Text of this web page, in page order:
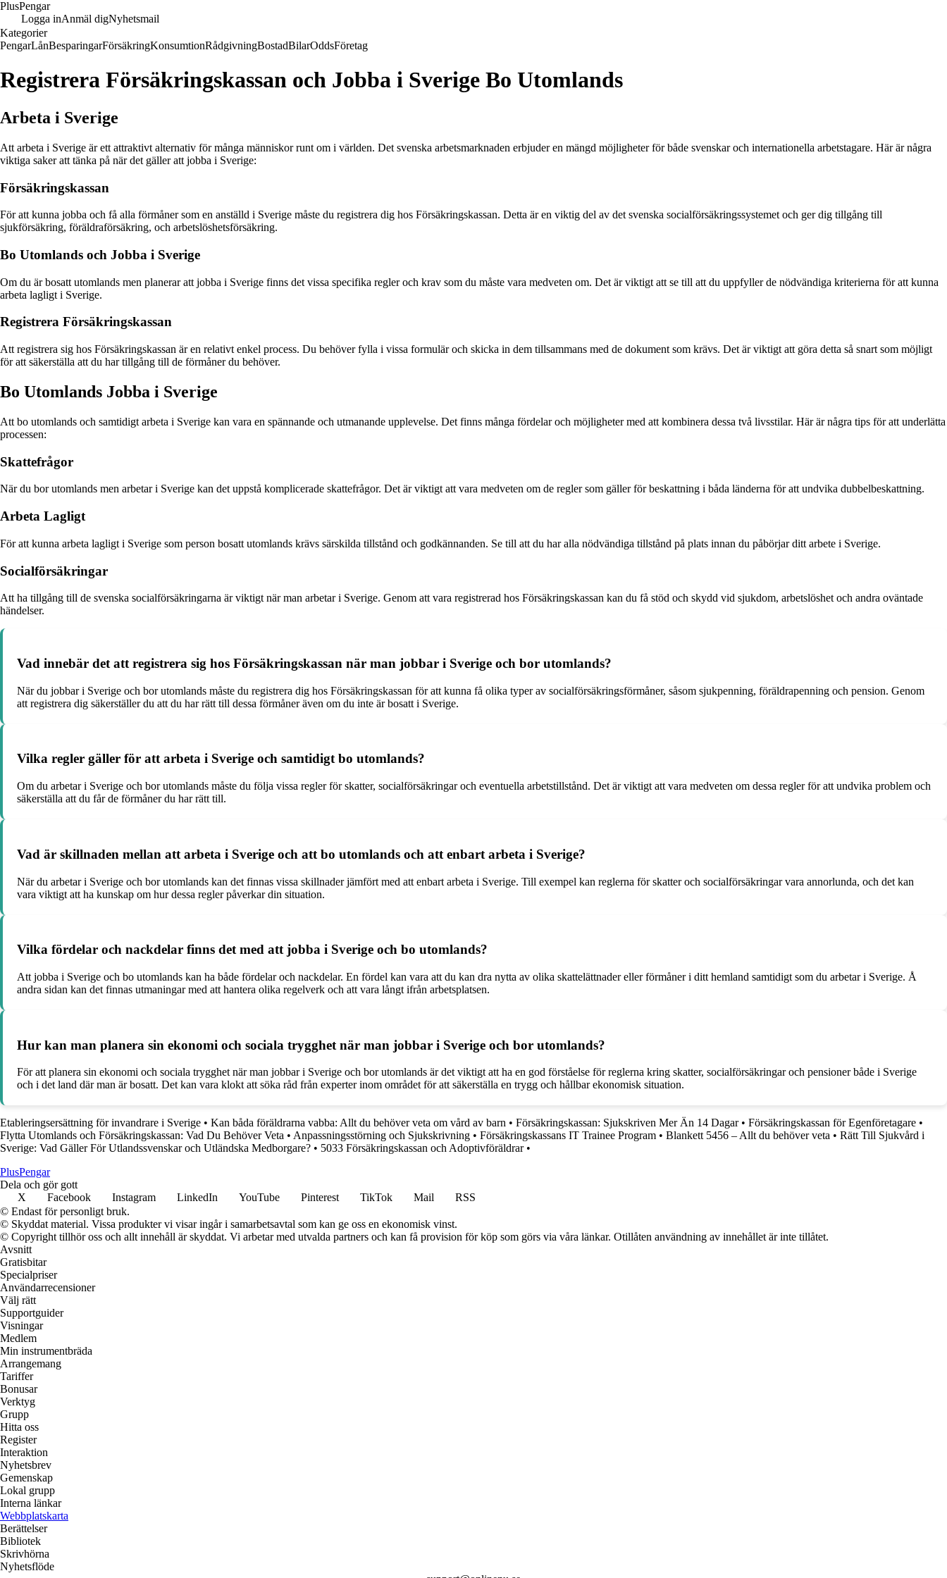
PlusPengar
Logga inAnmäl digNyhetsmail
Kategorier
PengarLånBesparingarFörsäkringKonsumtionRådgivningBostadBilarOddsFöretag
Registrera Försäkringskassan och Jobba i Sverige Bo Utomlands
Arbeta i Sverige
Att arbeta i Sverige är ett attraktivt alternativ för många människor runt om i världen. Det svenska arbetsmarknaden erbjuder en mängd möjligheter för både svenskar och internationella arbetstagare. Här är några
viktiga saker att tänka på när det gäller att jobba i Sverige:
Försäkringskassan
För att kunna jobba och få alla förmåner som en anställd i Sverige måste du registrera dig hos Försäkringskassan. Detta är en viktig del av det svenska socialförsäkringssystemet och ger dig tillgång till
sjukförsäkring, föräldraförsäkring, och arbetslöshetsförsäkring.
Bo Utomlands och Jobba i Sverige
Om du är bosatt utomlands men planerar att jobba i Sverige finns det vissa specifika regler och krav som du måste vara medveten om. Det är viktigt att se till att du uppfyller de nödvändiga kriterierna för att kunna
arbeta lagligt i Sverige.
Registrera Försäkringskassan
Att registrera sig hos Försäkringskassan är en relativt enkel process. Du behöver fylla i vissa formulär och skicka in dem tillsammans med de dokument som krävs. Det är viktigt att göra detta så snart som möjligt
för att säkerställa att du har tillgång till de förmåner du behöver.
Bo Utomlands Jobba i Sverige
Att bo utomlands och samtidigt arbeta i Sverige kan vara en spännande och utmanande upplevelse. Det finns många fördelar och möjligheter med att kombinera dessa två livsstilar. Här är några tips för att underlätta
processen:
Skattefrågor
När du bor utomlands men arbetar i Sverige kan det uppstå komplicerade skattefrågor. Det är viktigt att vara medveten om de regler som gäller för beskattning i båda länderna för att undvika dubbelbeskattning.
Arbeta Lagligt
För att kunna arbeta lagligt i Sverige som person bosatt utomlands krävs särskilda tillstånd och godkännanden. Se till att du har alla nödvändiga tillstånd på plats innan du påbörjar ditt arbete i Sverige.
Socialförsäkringar
Att ha tillgång till de svenska socialförsäkringarna är viktigt när man arbetar i Sverige. Genom att vara registrerad hos Försäkringskassan kan du få stöd och skydd vid sjukdom, arbetslöshet och andra oväntade
händelser.
Vad innebär det att registrera sig hos Försäkringskassan när man jobbar i Sverige och bor utomlands?
När du jobbar i Sverige och bor utomlands måste du registrera dig hos Försäkringskassan för att kunna få olika typer av socialförsäkringsförmåner, såsom sjukpenning, föräldrapenning och pension. Genom
att registrera dig säkerställer du att du har rätt till dessa förmåner även om du inte är bosatt i Sverige.
Vilka regler gäller för att arbeta i Sverige och samtidigt bo utomlands?
Om du arbetar i Sverige och bor utomlands måste du följa vissa regler för skatter, socialförsäkringar och eventuella arbetstillstånd. Det är viktigt att vara medveten om dessa regler för att undvika problem och
säkerställa att du får de förmåner du har rätt till.
Vad är skillnaden mellan att arbeta i Sverige och att bo utomlands och att enbart arbeta i Sverige?
När du arbetar i Sverige och bor utomlands kan det finnas vissa skillnader jämfört med att enbart arbeta i Sverige. Till exempel kan reglerna för skatter och socialförsäkringar vara annorlunda, och det kan
vara viktigt att ha kunskap om hur dessa regler påverkar din situation.
Vilka fördelar och nackdelar finns det med att jobba i Sverige och bo utomlands?
Att jobba i Sverige och bo utomlands kan ha både fördelar och nackdelar. En fördel kan vara att du kan dra nytta av olika skattelättnader eller förmåner i ditt hemland samtidigt som du arbetar i Sverige. Å
andra sidan kan det finnas utmaningar med att hantera olika regelverk och att vara långt ifrån arbetsplatsen.
Hur kan man planera sin ekonomi och sociala trygghet när man jobbar i Sverige och bor utomlands?
För att planera sin ekonomi och sociala trygghet när man jobbar i Sverige och bor utomlands är det viktigt att ha en god förståelse för reglerna kring skatter, socialförsäkringar och pensioner både i Sverige
och i det land där man är bosatt. Det kan vara klokt att söka råd från experter inom området för att säkerställa en trygg och hållbar ekonomisk situation.
Etableringsersättning för invandrare i Sverige • Kan båda föräldrarna vabba: Allt du behöver veta om vård av barn • Försäkringskassan: Sjukskriven Mer Än 14 Dagar• Försäkringskassan för Egenföretagare •
Flytta Utomlands och Försäkringskassan: Vad Du Behöver Veta • Anpassningsstörning och Sjukskrivning • Försäkringskassans IT Trainee Program • Blankett 5456 – Allt du behöver veta • Rätt Till Sjukvård i
Sverige: Vad Gäller För Utlandssvenskar och Utländska Medborgare? • 5033 Försäkringskassan och Adoptivföräldrar•
PlusPengar
Dela och gör gott
X
Facebook Instagram LinkedIn YouTube Pinterest TikTok Mail
RSS
© Endast för personligt bruk.
© Skyddat material. Vissa produkter vi visar ingår i samarbetsavtal som kan ge oss en ekonomisk vinst.
© Copyright tillhör oss och allt innehåll är skyddat. Vi arbetar med utvalda partners och kan få provision för köp som görs via våra länkar. Otillåten användning av innehållet är inte tillåtet.
Avsnitt
Gratisbitar
Specialpriser
Användarrecensioner
Välj rätt
Supportguider
Visningar
Medlem
Min instrumentbräda
Arrangemang
Tariffer
Bonusar
Verktyg
Grupp
Hitta oss
Register
Interaktion
Nyhetsbrev
Gemenskap
Lokal grupp
Interna länkar
Webbplatskarta
Berättelser
Bibliotek
Skrivhörna
Nyhetsflöde